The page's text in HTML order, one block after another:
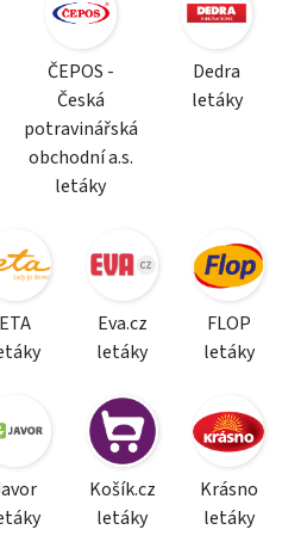
ČEPOS -
Česká
potravinářská
obchodní a.s.
letáky
Dedra
letáky
ETA
Eva.cz
letáky
FLOP
letáky
Košík.cz
letáky
Krásno
letáky